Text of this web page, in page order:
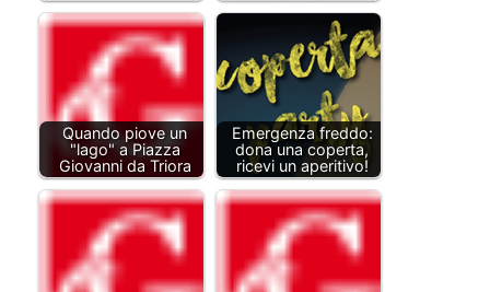
Quando piove un
"lago" a Piazza
Giovanni da Triora
Emergenza freddo:
dona una coperta,
ricevi un aperitivo!